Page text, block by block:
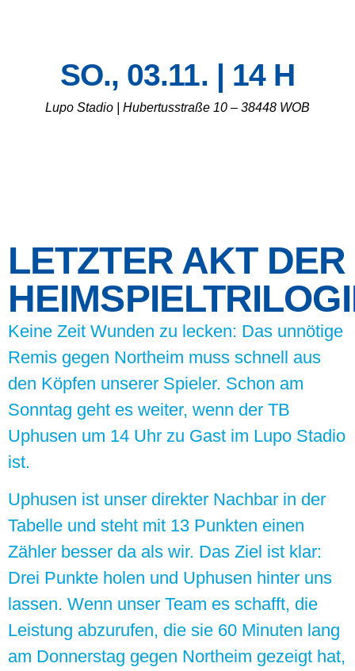
SO., 03.11. | 14 H
Lupo Stadio | Hubertusstraße 10 – 38448 WOB
LETZTER AKT DER
Keine Zeit Wunden zu lecken: Das unnötige
Remis gegen Northeim muss schnell aus
den Köpfen unserer Spieler. Schon am
Sonntag geht es weiter, wenn der TB
Uphusen um 14 Uhr zu Gast im Lupo Stadio
ist.
Uphusen ist unser direkter Nachbar in der
Tabelle und steht mit 13 Punkten einen
Zähler besser da als wir. Das Ziel ist klar:
Drei Punkte holen und Uphusen hinter uns
lassen. Wenn unser Team es schafft, die
Leistung abzurufen, die sie 60 Minuten lang
am Donnerstag gegen Northeim gezeigt hat,